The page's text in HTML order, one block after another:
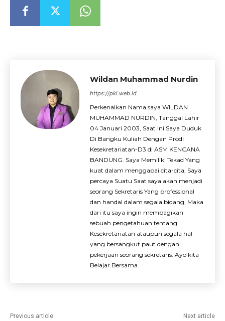
Wildan Muhammad Nurdin
https://pkl.web.id
Perkenalkan Nama saya WILDAN
MUHAMMAD NURDIN, Tanggal Lahir
04 Januari 2003, Saat Ini Saya Duduk
Di Bangku Kuliah Dengan Prodi
Kesekretariatan-D3 di ASM KENCANA
BANDUNG. Saya Memiliki Tekad Yang
kuat dalam menggapai cita-cita, Saya
percaya Suatu Saat saya akan menjadi
seorang Sekretaris Yang professional
dan handal dalam segala bidang, Maka
dari itu saya ingin membagikan
sebuah pengetahuan tentang
Kesekretariatan ataupun segala hal
yang bersangkut paut dengan
pekerjaan seorang sekretaris. Ayo kita
Belajar Bersama.
Previous article Next article